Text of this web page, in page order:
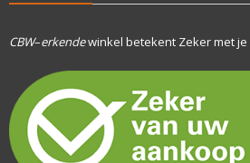
CBW–erkendewinkel betekent Zeker met je